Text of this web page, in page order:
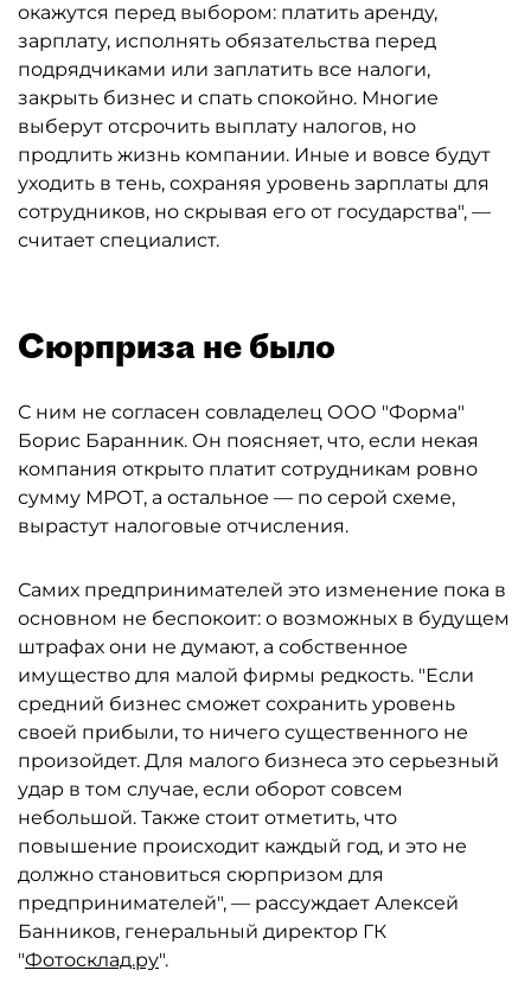
окажутся перед выбором: платить аренду,
зарплату, исполнять обязательства перед
подрядчиками или заплатить все налоги,
закрыть бизнес и спать спокойно. Многие
выберут отсрочить выплату налогов, но
продлить жизнь компании. Иные и вовсе будут
уходить в тень, сохраняя уровень зарплаты для
сотрудников, но скрывая его от государства", —
считает специалист.
Сюрприза не было
С ним не согласен совладелец ООО "Форма"
Борис Баранник. Он поясняет, что, если некая
компания открыто платит сотрудникам ровно
сумму МРОТ, а остальное — по серой схеме,
вырастут налоговые отчисления.
Самих предпринимателей это изменение пока в
основном не беспокоит: о возможных в будущем
штрафах они не думают, а собственное
имущество для малой фирмы редкость. "Если
средний бизнес сможет сохранить уровень
своей прибыли, то ничего существенного не
произойдет. Для малого бизнеса это серьезный
удар в том случае, если оборот совсем
небольшой. Также стоит отметить, что
повышение происходит каждый год, и это не
должно становиться сюрпризом для
предпринимателей", — рассуждает Алексей
Банников, генеральный директор ГК
"Фотосклад.ру".